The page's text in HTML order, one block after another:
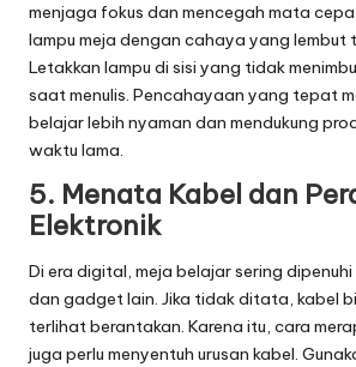
menjaga fokus dan mencegah mata
lampu meja dengan cahaya yang lembut
Letakkan lampu di sisi yang tidak
saat menulis. Pencahayaan yang tepat
belajar lebih nyaman dan mendukung
waktu lama.
5. Menata Kabel dan
Elektronik
Di era digital, meja belajar sering
dan gadget lain. Jika tidak ditata, kabel
terlihat berantakan. Karena itu, cara
juga perlu menyentuh urusan kabel.